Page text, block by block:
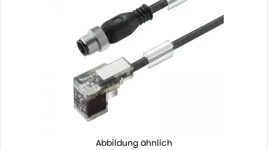
Abbildung ähnlich